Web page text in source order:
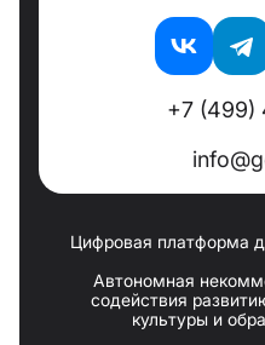
+7 (499)
Цифровая платформа
Автономная
содействия
культуры и